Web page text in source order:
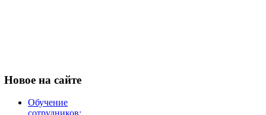
Новое на сайте
Обучение